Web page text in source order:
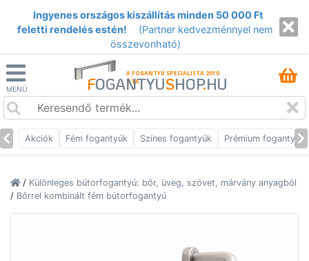
Ingyenes országos kiszállítás minden 50 000 Ft
feletti rendelés estén!
(Partner kedvezménnyel nem
összevonható)
MENÜ
A FOGANTYÚ SPECIALISTA 2010
ÓTA
FOGANTYUSHOP.HU
Akciók Fém fogantyúk Színes fogantyúk Prémium fogantyúk
/ Különleges bútorfogantyú: bőr, üveg, szövet, márvány anyagból
/ Bőrrel kombinált fém bútorfogantyú